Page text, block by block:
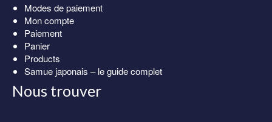
Modes de paiement
Mon compte
Paiement
Panier
Products
Samue japonais – le guide complet
Nous trouver